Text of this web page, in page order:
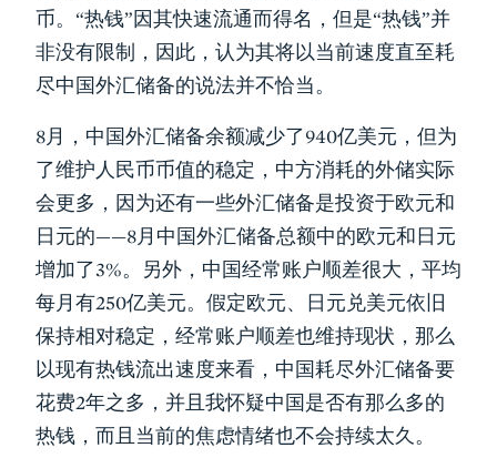
币。“热钱”因其快速流通而得名，但是“热钱”并
非没有限制，因此，认为其将以当前速度直至耗
尽中国外汇储备的说法并不恰当。
8月，中国外汇储备余额减少了940亿美元，但为
了维护人民币币值的稳定，中方消耗的外储实际
会更多，因为还有一些外汇储备是投资于欧元和
日元的——8月中国外汇储备总额中的欧元和日元
增加了3%。另外，中国经常账户顺差很大，平均
每月有250亿美元。假定欧元、日元兑美元依旧
保持相对稳定，经常账户顺差也维持现状，那么
以现有热钱流出速度来看，中国耗尽外汇储备要
花费2年之多，并且我怀疑中国是否有那么多的
热钱，而且当前的焦虑情绪也不会持续太久。